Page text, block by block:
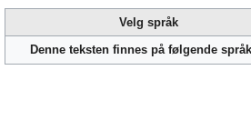
til
navigering
til
Velg språk
Denne teksten finnes på følgende